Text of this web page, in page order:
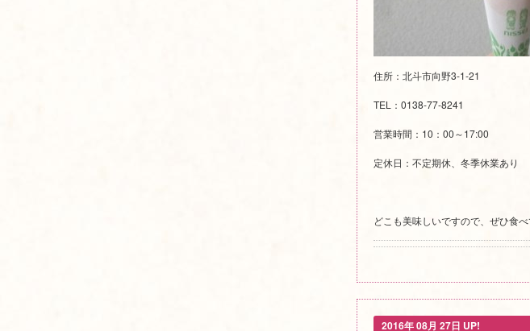
住所：北斗市向野3-1-21
TEL：0138-77-8241
営業時間：10：00～17:00
定休日：不定期休、冬季休業あり
どこも美味しいですので、ぜひ食
2016年 08月 27日 UP!